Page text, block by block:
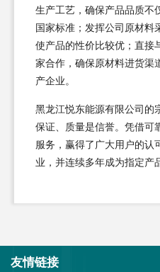
生产工艺，确保产品品质不
国家标准；发挥公司原材料
使产品的性价比较优；直接
家合作，确保原材料进货渠
产企业。
黑龙江悦东能源有限公司的
保证、质量是信誉。凭借可
服务，赢得了广大用户的认
业，并连续多年成为指定产
友情链接